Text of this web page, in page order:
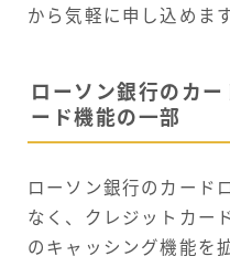
から気軽に申し込めます
ローソン銀行のカ
ード機能の一部
ローソン銀行のカード
なく、クレジットカー
のキャッシング機能を